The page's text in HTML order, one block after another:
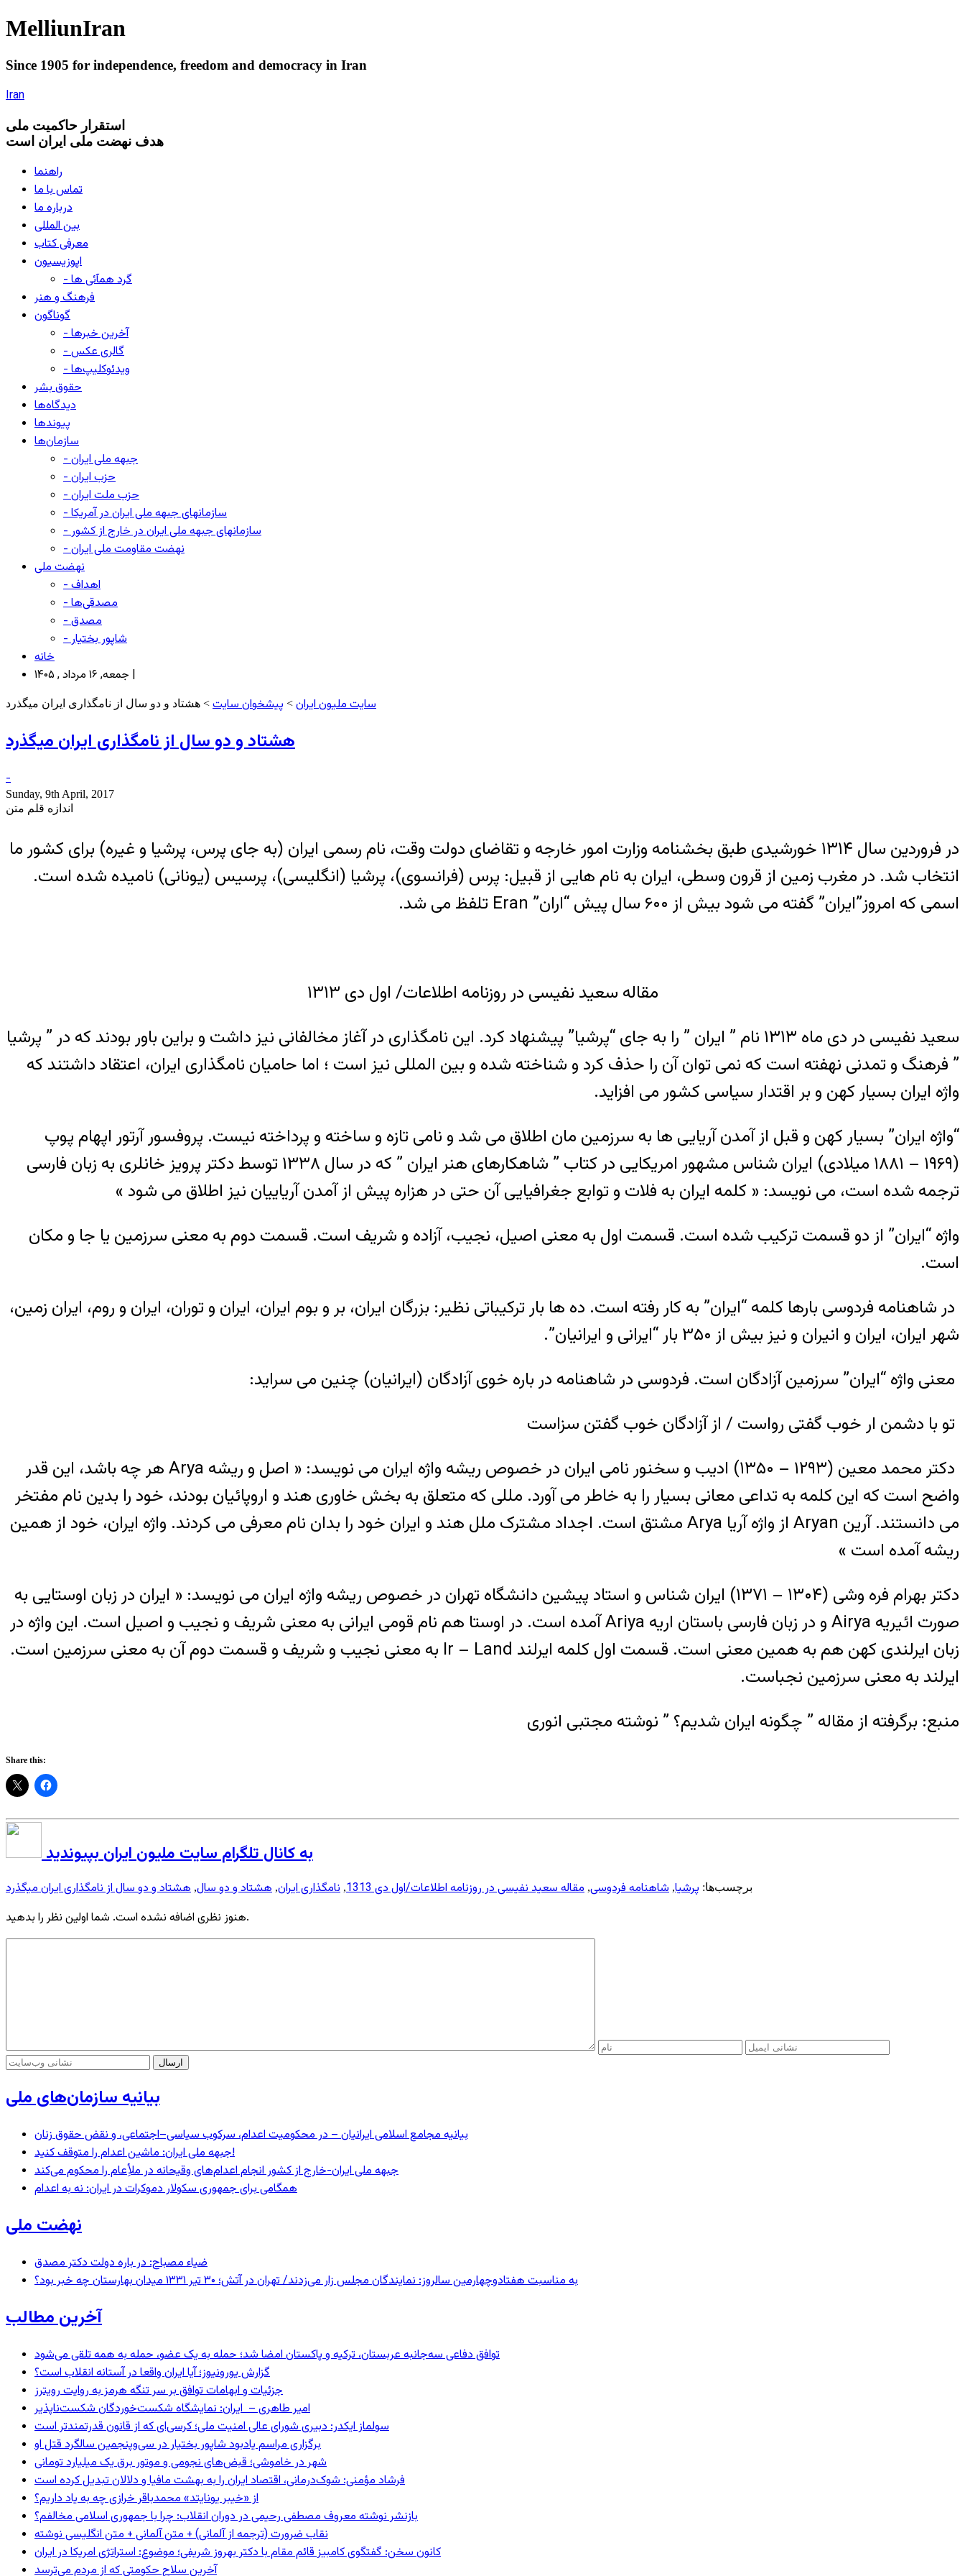
MelliunIran
Since 1905 for independence, freedom and democracy in Iran
Iran
استقرار حاکميت ملی
هدف نهضت ملی ایران است
راهنما
تماس با ما
درباره ما
بین المللی
معرفی کتاب
اپوزیسیون
- گرد همآئی ها
فرهنگ و هنر
گوناگون
- آخرین خبرها
- گالری عکس
- ویدئوکلیپ‌ها
حقوق بشر
دیدگاه‌ها
پیوندها
سازمان‌ها
- جبهه ملی ایران
- حزب ایران
- حزب ملت ایران
- سازمانهای جبهه ملی ایران در آمریکا
- سازمانهای جبهه ملی ایران در خارج از کشور
- نهضت مقاومت ملی ایران
نهضت ملی
- اهداف
- مصدقی‌ها
- مصدق
- شاپور بختیار
خانه
جمعه, ۱۶ مرداد , ۱۴۰۵ |
سایت ملیون ایران > پیشخوان سایت > هشتاد و دو سال از نامگذاری ایران میگذرد
هشتاد و دو سال از نامگذاری ایران میگذرد
-
Sunday, 9th April, 2017
اندازه قلم متن
در فروردین سال ۱۳۱۴ خورشیدی طبق بخشنامه وزارت امور خارجه و تقاضای دولت وقت، نام رسمی ایران (به جای پرس، پرشیا و غیره) برای کشور ما
انتخاب شد. در مغرب زمین از قرون وسطی، ایران به نام هایی از قبیل: پرس (فرانسوی)، پرشیا (انگلیسی)، پرسیس (یونانی) نامیده شده است.
اسمی که امروز”ایران” گفته می شود بیش از ۶۰۰ سال پیش “اران” Eran تلفظ می شد.
مقاله سعید نفیسی در روزنامه اطلاعات/ اول دی ۱۳۱۳
سعید نفیسی در دی ماه ۱۳۱۳ نام ” ایران ” را به جای “پرشیا” پیشنهاد کرد. این نامگذاری در آغاز مخالفانی نیز داشت و براین باور بودند که در ” پرشیا
” فرهنگ و تمدنی نهفته است که نمی توان آن را حذف کرد و شناخته شده و بین المللی نیز است ؛ اما حامیان نامگذاری ایران، اعتقاد داشتند که
واژه ایران بسیار کهن و بر اقتدار سیاسی کشور می افزاید.
“واژه ایران” بسیار کهن و قبل از آمدن آریایی ها به سرزمین مان اطلاق می شد و نامی تازه و ساخته و پرداخته نیست. پروفسور آرتور اپهام پوپ
(۱۹۶۹ – ۱۸۸۱ میلادی) ایران شناس مشهور امریکایی در کتاب ” شاهکارهای هنر ایران ” که در سال ۱۳۳۸ توسط دکتر پرویز خانلری به زبان فارسی
ترجمه شده است، می نویسد: « کلمه ایران به فلات و توابع جغرافیایی آن حتی در هزاره پیش از آمدن آریاییان نیز اطلاق می شود »
واژه “ایران” از دو قسمت ترکیب شده است. قسمت اول به معنی اصیل، نجیب، آزاده و شریف است. قسمت دوم به معنی سرزمین یا جا و مکان
است.
در شاهنامه فردوسی بارها کلمه “ایران” به کار رفته است. ده ها بار ترکیباتی نظیر: بزرگان ایران، بر و بوم ایران، ایران و توران، ایران و روم، ایران زمین،
شهر ایران، ایران و انیران و نیز بیش از ۳۵۰ بار “ایرانی و ایرانیان”.
معنی واژه “ایران” سرزمین آزادگان است. فردوسی در شاهنامه در باره خوی آزادگان (ایرانیان) چنین می سراید:
تو با دشمن ار خوب گفتی رواست / از آزادگان خوب گفتن سزاست
دکتر محمد معین (۱۲۹۳ – ۱۳۵۰) ادیب و سخنور نامی ایران در خصوص ریشه واژه ایران می نویسد: « اصل و ریشه Arya هر چه باشد، این قدر
واضح است که این کلمه به تداعی معانی بسیار را به خاطر می آورد. مللی که متعلق به بخش خاوری هند و اروپائیان بودند، خود را بدین نام مفتخر
می دانستند. آرین Aryan از واژه آریا Arya مشتق است. اجداد مشترک ملل هند و ایران خود را بدان نام معرفی می کردند. واژه ایران، خود از همین
ریشه آمده است »
دکتر بهرام فره وشی (۱۳۰۴ – ۱۳۷۱) ایران شناس و استاد پیشین دانشگاه تهران در خصوص ریشه واژه ایران می نویسد: « ایران در زبان اوستایی به
صورت ائیریه Airya و در زبان فارسی باستان اریه Ariya آمده است. در اوستا هم نام قومی ایرانی به معنی شریف و نجیب و اصیل است. این واژه در
زبان ایرلندی کهن هم به همین معنی است. قسمت اول کلمه ایرلند Ir – Land به معنی نجیب و شریف و قسمت دوم آن به معنی سرزمین است.
ایرلند به معنی سرزمین نجباست.
منبع: برگرفته از مقاله ” چگونه ایران شدیم؟ ” نوشته مجتبی انوری
Share this:
به کانال تلگرام سایت ملیون ایران بپیوندید
برچسب‌ها: پرشیا, شاهنامه فردوسی, مقاله سعید نفیسی در روزنامه اطلاعات/اول دی 1313 , نامگذاری ایران, هشتاد و دو سال, هشتاد و دو سال از نامگذاری ایران میگذرد
هنوز نظری اضافه نشده است. شما اولین نظر را بدهید.
بیانیه سازمان‌های ملی
بیانیه مجامع اسلامی ایرانیان – در محکومیت اعدام، سرکوب سیاسی–اجتماعی، و نقض حقوق زنان
جبهه ملی ایران: ماشین اعدام را متوقف کنید!
جبهه ملی ایران-خارج از کشور انجام اعدام‌های وقیحانه در ملأِعام را محکوم می‌کند
همگامی برای جمهوری سکولار دموکرات در ایران: نه به اعدام
نهضت ملی
ضیاء مصباح: در باره دولت دکتر مصدق
به مناسبت هفتادوچهارمین سالروز: نمایندگان مجلس زار می‌زدند/ تهران در آتش؛ ۳۰ تیر ۱۳۳۱ میدان بهارستان چه خبر بود؟
آخرین مطالب
توافق دفاعی سه‌جانبه عربستان، ترکیه و پاکستان امضا شد؛ حمله به یک عضو، حمله به همه تلقی می‌شود
گزارش یورونیوز؛ آیا ایران واقعا در آستانه انقلاب است؟
جزئیات و ابهامات توافق بر سر تنگه هرمز به روایت رویترز
امیر طاهری – ایران: نمایشگاه شکست‌خوردگان شکست‌ناپذیر
سولماز ایکدر: دبیری شورای عالی امنیت ملی؛ کرسی‌ای که از قانون قدرتمندتر است
برگزاری مراسم یادبود شاپور بختیار در سی‌وپنجمین سالگرد قتل او
شهر در خاموشی؛ قبض‌های نجومی و موتور برق یک میلیارد تومانی
فرشاد مؤمنی: شوک‌درمانی، اقتصاد ایران را به بهشت مافیا و دلالان تبدیل کرده است
از «خیبر یونایتد» محمدباقر خرازی چه به یاد داریم؟
بازنشر نوشته معروف مصطفی رحیمی در دوران انقلاب: چرا با جمهوری اسلامی مخالفم؟
نقاب ضرورت (ترجمه از آلمانی) + متن آلمانی + متن انگلیسی نوشته
کانون سخن: گفتگوی کامبیز قائم مقام با دکتر بهروز شریفی؛ موضوع: استراتژی امریکا در ایران
آخرین سلاح حکومتی که از مردم می‌ترسد